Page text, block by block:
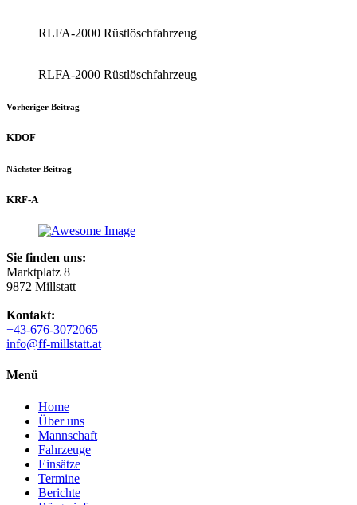
RLFA-2000 Rüstlöschfahrzeug
RLFA-2000 Rüstlöschfahrzeug
Vorheriger Beitrag
KDOF
Nächster Beitrag
KRF-A
Sie finden uns:
Marktplatz 8
9872 Millstatt
Kontakt:
+43-676-3072065
info@ff-millstatt.at
Menü
Home
Über uns
Mannschaft
Fahrzeuge
Einsätze
Termine
Berichte